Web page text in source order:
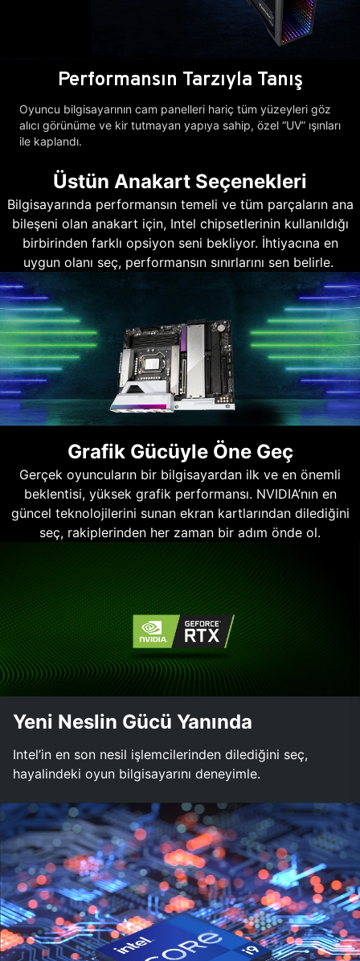
Performansın Tarzıyla Tanış
Oyuncu bilgisayarının cam panelleri hariç tüm yüzeyleri göz
alıcı görünüme ve kir tutmayan yapıya sahip, özel “UV” ışınları
ile kaplandı.
Üstün Anakart Seçenekleri
Bilgisayarında performansın temeli ve tüm parçaların ana
bileşeni olan anakart için, Intel chipsetlerinin kullanıldığı
birbirinden farklı opsiyon seni bekliyor. İhtiyacına en
uygun olanı seç, performansın sınırlarını sen belirle.
Grafik Gücüyle Öne Geç
Gerçek oyuncuların bir bilgisayardan ilk ve en önemli
beklentisi, yüksek grafik performansı. NVIDIA’nın en
güncel teknolojilerini sunan ekran kartlarından dilediğini
seç, rakiplerinden her zaman bir adım önde ol.
Yeni Neslin Gücü Yanında
Intel’in en son nesil işlemcilerinden dilediğini seç,
hayalindeki oyun bilgisayarını deneyimle.